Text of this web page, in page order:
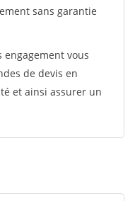
sans garantie
vous
de devis en
et ainsi assurer un